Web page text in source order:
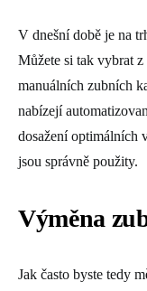
V dnešní době je na
Můžete si tak vybrat
manuálních zubních
nabízejí
dosažení optimálních
jsou správně použity.
Výměna
Jak často byste tedy